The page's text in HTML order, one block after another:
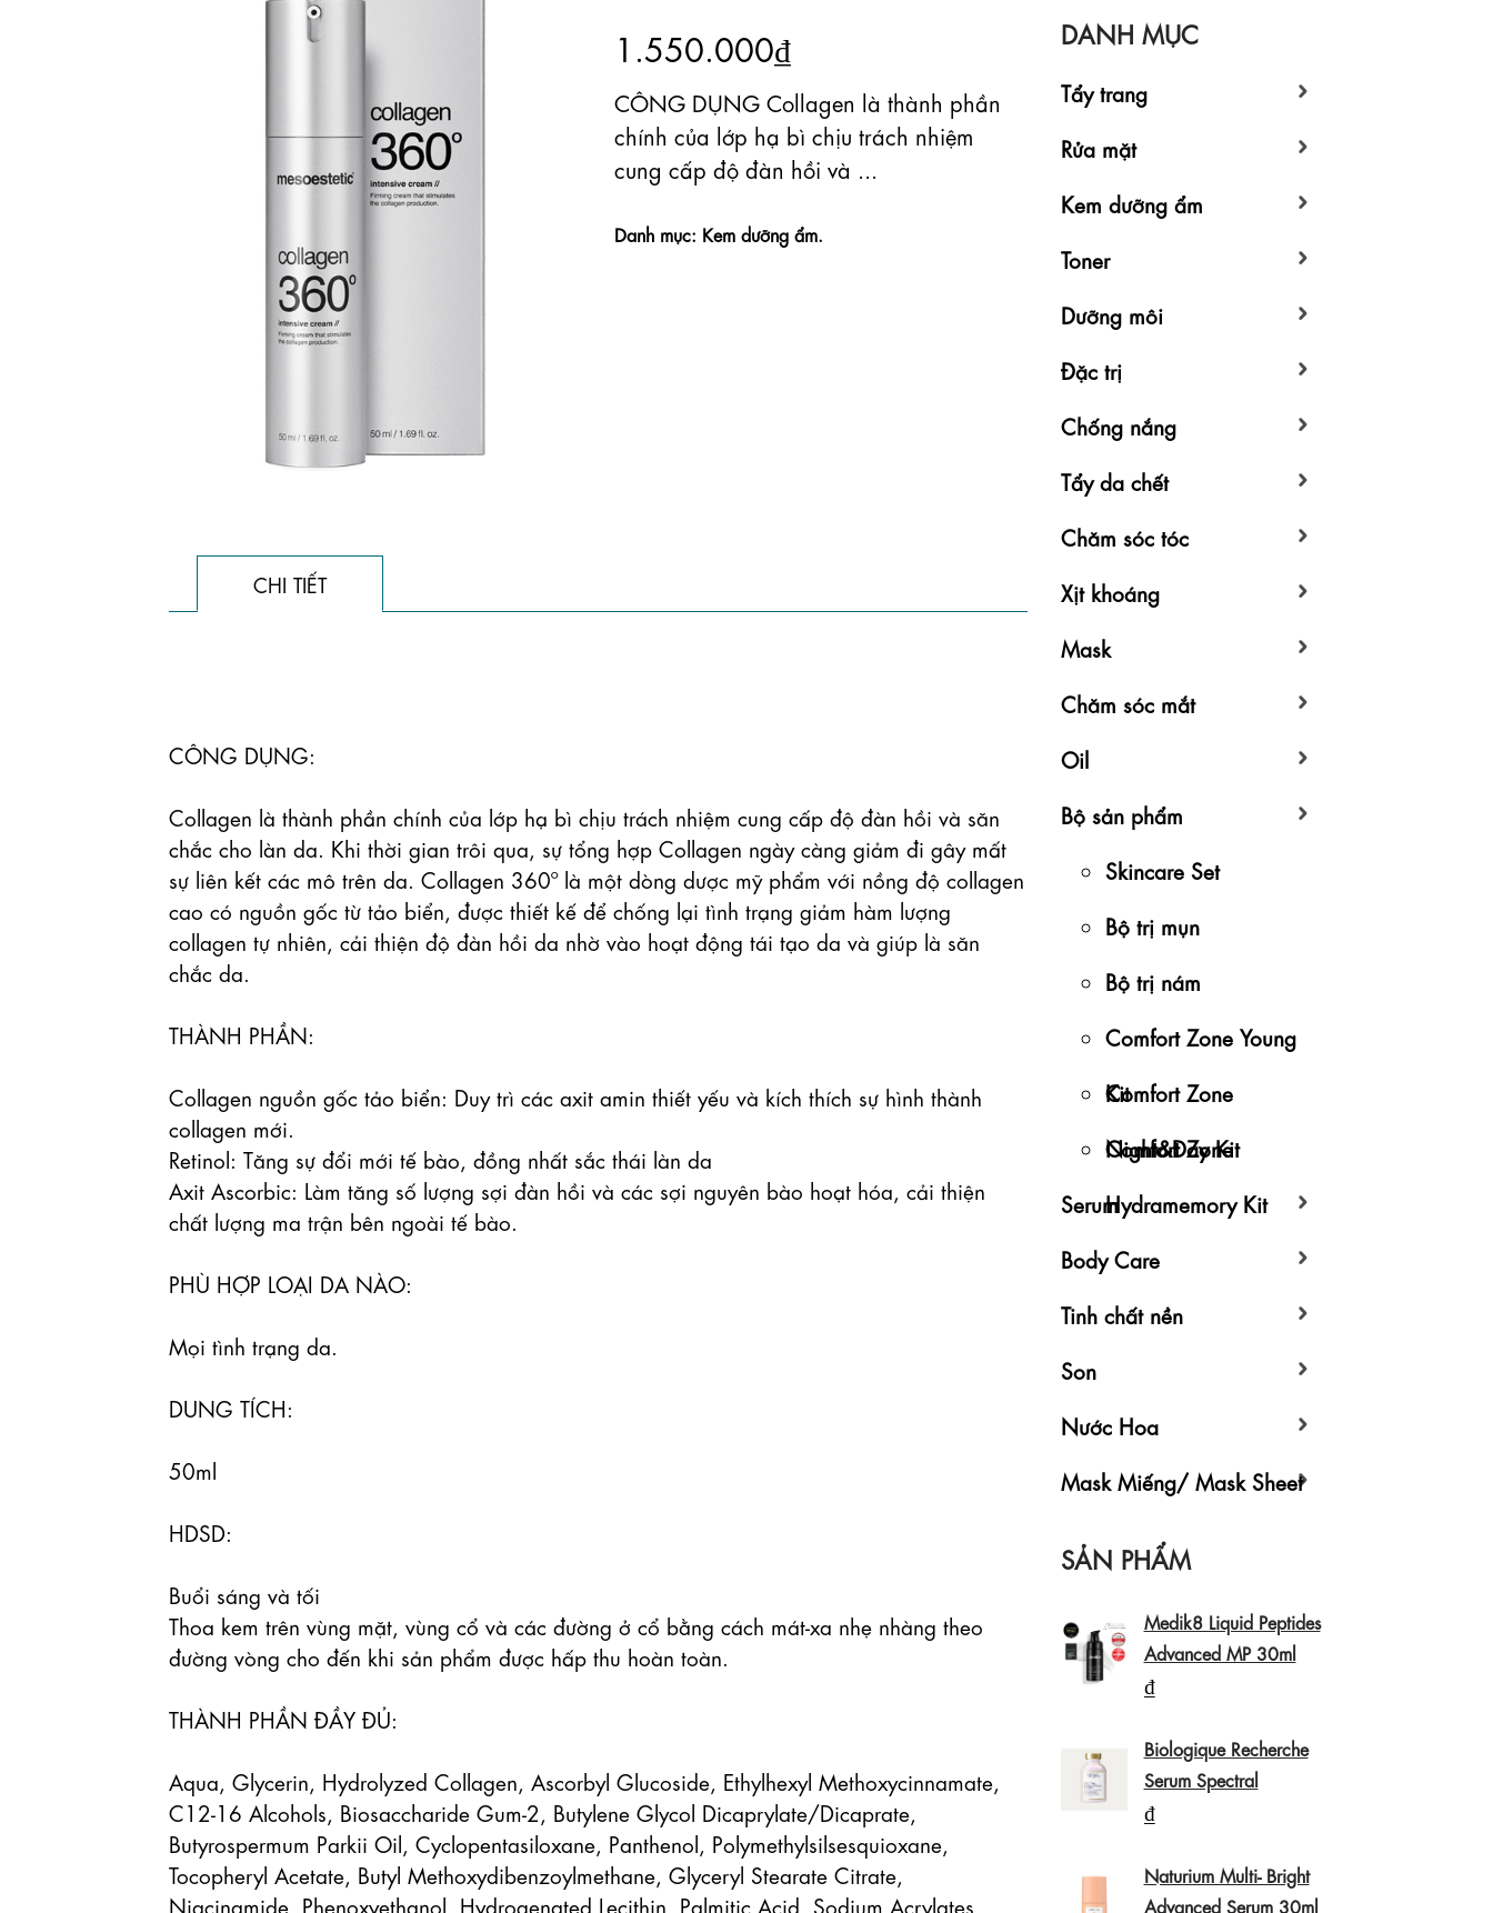
1.550.000₫
CÔNG DỤNG Collagen là thành phần
chính của lớp hạ bì chịu trách nhiệm
cung cấp độ đàn hồi và ...
Danh mục: Kem dưỡng ẩm.
CHI TIẾT
CÔNG DỤNG:
Collagen là thành phần chính của lớp hạ bì chịu trách nhiệm cung cấp độ đàn hồi và săn
chắc cho làn da. Khi thời gian trôi qua, sự tổng hợp Collagen ngày càng giảm đi gây mất
sự liên kết các mô trên da. Collagen 360º là một dòng dược mỹ phẩm với nồng độ collagen
cao có nguồn gốc từ tảo biển, được thiết kế để chống lại tình trạng giảm hàm lượng
collagen tự nhiên, cải thiện độ đàn hồi da nhờ vào hoạt động tái tạo da và giúp là săn
chắc da.
THÀNH PHẦN:
Collagen nguồn gốc tảo biển: Duy trì các axit amin thiết yếu và kích thích sự hình thành
collagen mới.
Retinol: Tăng sự đổi mới tế bào, đồng nhất sắc thái làn da
Axit Ascorbic: Làm tăng số lượng sợi đàn hồi và các sợi nguyên bào hoạt hóa, cải thiện
chất lượng ma trận bên ngoài tế bào.
PHÙ HỢP LOẠI DA NÀO:
Mọi tình trạng da.
DUNG TÍCH:
50ml
HDSD:
Buổi sáng và tối
Thoa kem trên vùng mặt, vùng cổ và các đường ở cổ bằng cách mát-xa nhẹ nhàng theo
đường vòng cho đến khi sản phẩm được hấp thu hoàn toàn.
THÀNH PHẦN ĐẦY ĐỦ:
Aqua, Glycerin, Hydrolyzed Collagen, Ascorbyl Glucoside, Ethylhexyl Methoxycinnamate,
C12-16 Alcohols, Biosaccharide Gum-2, Butylene Glycol Dicaprylate/Dicaprate,
Butyrospermum Parkii Oil, Cyclopentasiloxane, Panthenol, Polymethylsilsesquioxane,
Tocopheryl Acetate, Butyl Methoxydibenzoylmethane, Glyceryl Stearate Citrate,
Niacinamide, Phenoxyethanol, Hydrogenated Lecithin, Palmitic Acid, Sodium Acrylates
DANH MỤC
Tẩy trang
Rửa mặt
Kem dưỡng ẩm
Toner
Dưỡng môi
Đặc trị
Chống nắng
Tẩy da chết
Chăm sóc tóc
Xịt khoáng
Mask
Chăm sóc mắt
Oil
Bộ sản phẩm
Skincare Set
Bộ trị mụn
Bộ trị nám
Comfort Zone Young
Kit
Comfort Zone
Night&Day Kit
Comfort Zone
Hydramemory Kit
Serum
Body Care
Tinh chất nền
Son
Nước Hoa
Mask Miếng/ Mask Sheet
SẢN PHẨM
Medik8 Liquid Peptides
Advanced MP 30ml
₫
Biologique Recherche
Serum Spectral
₫
Naturium Multi- Bright
Advanced Serum 30ml